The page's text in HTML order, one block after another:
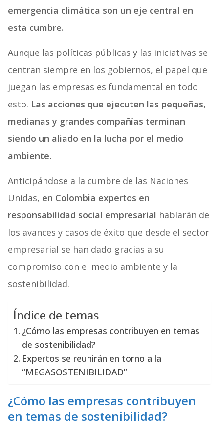
emergencia climática son un eje central en
esta cumbre.
Aunque las políticas públicas y las iniciativas se
centran siempre en los gobiernos, el papel que
juegan las empresas es fundamental en todo
esto. Las acciones que ejecuten las pequeñas,
medianas y grandes compañías terminan
siendo un aliado en la lucha por el medio
ambiente.
Anticipándose a la cumbre de las Naciones
Unidas, en Colombia expertos en
responsabilidad social empresarial hablarán de
los avances y casos de éxito que desde el sector
empresarial se han dado gracias a su
compromiso con el medio ambiente y la
sostenibilidad.
Índice de temas
¿Cómo las empresas contribuyen en temas
de sostenibilidad?
Expertos se reunirán en torno a la
“MEGASOSTENIBILIDAD”
¿Cómo las empresas contribuyen
en temas de sostenibilidad?